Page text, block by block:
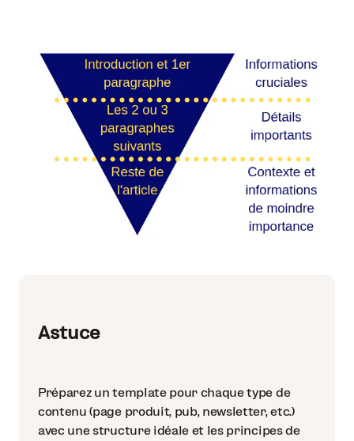
Astuce
Préparez un template pour chaque type de
contenu (page produit, pub, newsletter, etc.)
avec une structure idéale et les principes de